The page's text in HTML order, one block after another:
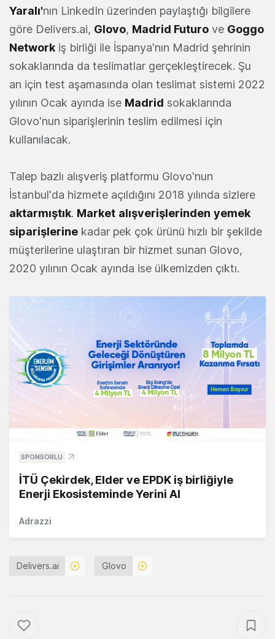
Yaralı'nın LinkedIn üzerinden paylaştığı bilgilere
göre Delivers.ai, Glovo, Madrid Futuro ve Goggo
Network iş birliği ile İspanya'nın Madrid şehrinin
sokaklarında da teslimatlar gerçekleştirecek. Şu
an için test aşamasında olan teslimat sistemi 2022
yılının Ocak ayında ise Madrid sokaklarında
Glovo'nun siparişlerinin teslim edilmesi için
kullanılacak.
Talep bazlı alışveriş platformu Glovo'nun
İstanbul'da hizmete açıldığını 2018 yılında sizlere
aktarmıştık. Market alışverişlerinden yemek
siparişlerine kadar pek çok ürünü hızlı bir şekilde
müşterilerine ulaştıran bir hizmet sunan Glovo,
2020 yılının Ocak ayında ise ülkemizden çıktı.
SPONSORLU
İTÜ Çekirdek, Elder ve EPDK iş birliğiyle
Enerji Ekosisteminde Yerini Al
Adrazzi
Delivers.ai Glovo